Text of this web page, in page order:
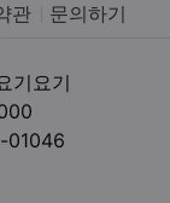
관 문의하기
기요기
01046